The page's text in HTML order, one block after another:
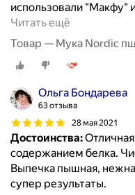
использовали "Макфу"
Читать ещё
Товар — Мука Nordic
Ольга Бондарева
63 отзыва
28 мая 2021
Достоинства:
содержанием белка.
Выпечка пышная,
супер результаты.